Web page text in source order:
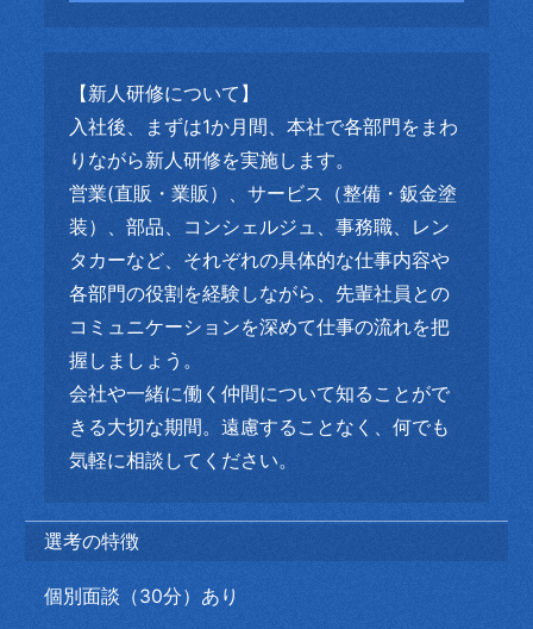
【新人研修について】
入社後、まずは1か月間、本社で各部門をまわ
りながら新人研修を実施します。
営業(直販・業販）、サービス（整備・鈑金塗
装）、部品、コンシェルジュ、事務職、レン
タカーなど、それぞれの具体的な仕事内容や
各部門の役割を経験しながら、先輩社員との
コミュニケーションを深めて仕事の流れを把
握しましょう。
会社や一緒に働く仲間について知ることがで
きる大切な期間。遠慮することなく、何でも
気軽に相談してください。
選考の特徴
個別面談（30分）あり